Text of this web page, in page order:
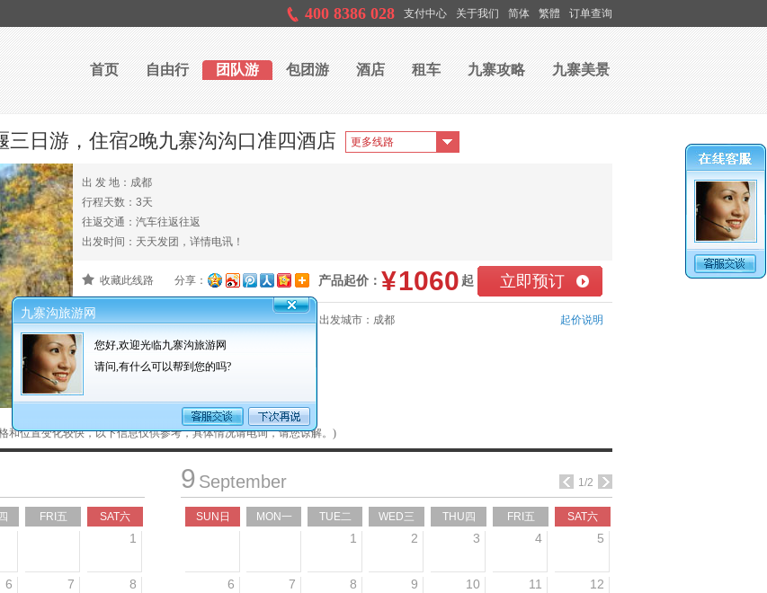
400 8386 028 支付中心 关于我们 简体 繁體 订单查询
首页 自由行 团队游 包团游 酒店 租车 九寨攻略 九寨美景
日游，住宿2晚九寨沟沟口准四酒店
出 发 地：成都
行程天数：3天
往返交通：汽车往返往返
出发时间：天天发团，详情电讯！
收藏此线路 分享： 产品起价： ¥1060 起 立即预订
产品编号：0000143 报名截止：出发前3天 出发城市：成都 起价说明
和位置变化较快，以下信息仅供参考，具体情况请电询，请您谅解。)
FRI五 SAT六
1
6 7 8
9 September 1/2
SUN日 MON一 TUE二 WED三 THU四 FRI五 SAT六
1 2 3 4 5
6 7 8 9 10 11 12
九寨沟旅游网
您好,欢迎光临九寨沟旅游网
请问,有什么可以帮到您的吗?